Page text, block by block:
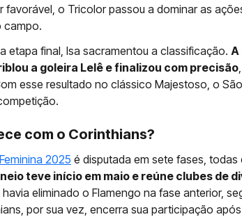
favorável, o Tricolor passou a dominar as
campo.
etapa final, Isa sacramentou a classificação. A
a goleira Lelê e finalizou com precisão
esse resultado no clássico Majestoso, o
com o Corinthians?
2025 é disputada em sete fases,
teve início em maio e reúne clubes de
eliminado o Flamengo na fase anterior,
por sua vez, encerra sua participação